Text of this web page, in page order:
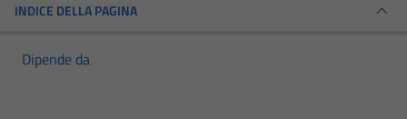
INDICE DELLA PAGINA
Dipende da